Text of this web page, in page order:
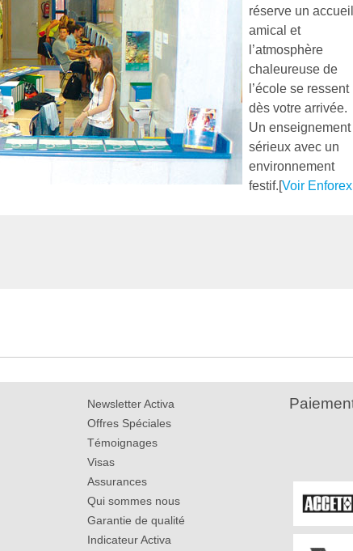
réserve un accueil
amical et
l’atmosphère
chaleureuse de
l’école se ressent
dès votre arrivée.
Un enseignement
sérieux avec un
environnement
festif.[Voir Enforex
Newsletter Activa
Offres Spéciales
Témoignages
Visas
Assurances
Qui sommes nous
Garantie de qualité
Indicateur Activa